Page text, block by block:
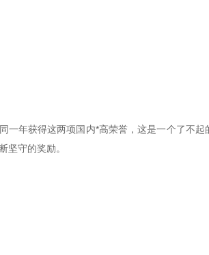
年获得这两项国内*高荣誉，这是一个了不起
坚守的奖励。